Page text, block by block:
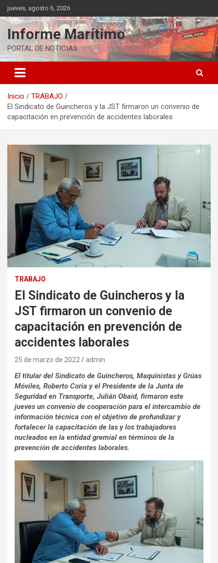
Saltar
al
contenido
jueves, agosto 6, 2026
Informe Marítimo
PORTAL DE NOTICIAS
Inicio
TRABAJO
El Sindicato de Guincheros y la JST firmaron un convenio de
capacitación en prevención de accidentes laborales
TRABAJO
El Sindicato de Guincheros y la
JST firmaron un convenio de
capacitación en prevención de
accidentes laborales
25 de marzo de 2022 admin
El titular del Sindicato de Guincheros, Maquinistas y Grúas
Móviles, Roberto Coria y el Presidente de la Junta de
Seguridad en Transporte, Julián Obaid, firmaron este
jueves un convenio de cooperación para el intercambio de
información técnica con el objetivo de profundizar y
fortalecer la capacitación de las y los trabajadores
nucleados en la entidad gremial en términos de la
prevención de accidentes laborales.